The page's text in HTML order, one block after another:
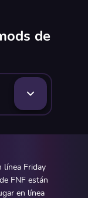
de
Friday
FNF están
en línea